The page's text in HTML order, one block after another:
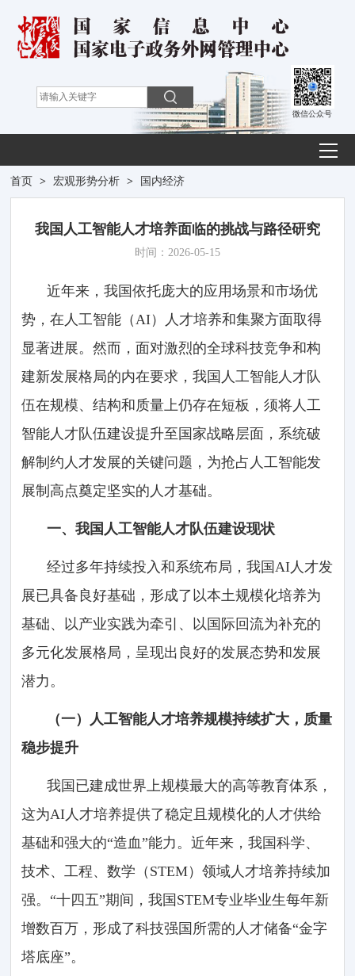
微信公众号
首页 > 宏观形势分析 > 国内经济
我国人工智能人才培养面临的挑战与路径研究
时间：2026-05-15
近年来，我国依托庞大的应用场景和市场优
势，在人工智能（AI）人才培养和集聚方面取得
显著进展。然而，面对激烈的全球科技竞争和构
建新发展格局的内在要求，我国人工智能人才队
伍在规模、结构和质量上仍存在短板，须将人工
智能人才队伍建设提升至国家战略层面，系统破
解制约人才发展的关键问题，为抢占人工智能发
展制高点奠定坚实的人才基础。
一、我国人工智能人才队伍建设现状
经过多年持续投入和系统布局，我国AI人才发
展已具备良好基础，形成了以本土规模化培养为
基础、以产业实践为牵引、以国际回流为补充的
多元化发展格局，呈现出良好的发展态势和发展
潜力。
（一）人工智能人才培养规模持续扩大，质量
稳步提升
我国已建成世界上规模最大的高等教育体系，
这为AI人才培养提供了稳定且规模化的人才供给
基础和强大的“造血”能力。近年来，我国科学、
技术、工程、数学（STEM）领域人才培养持续加
强。“十四五”期间，我国STEM专业毕业生每年新
增数百万，形成了科技强国所需的人才储备“金字
塔底座”。